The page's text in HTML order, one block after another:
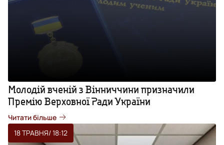
Молодій вченій з Вінниччини призначили
Премію Верховної Ради України
Читати більше
18 ТРАВНЯ/ 18:12